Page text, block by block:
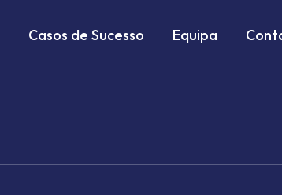
Casos de Sucesso Equipa